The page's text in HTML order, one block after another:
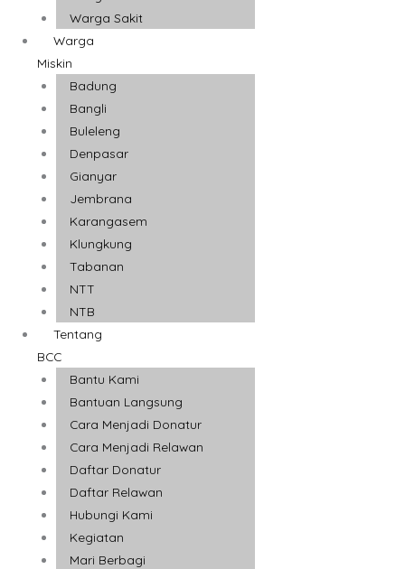
Warga Sakit
Warga
Miskin
Badung
Bangli
Buleleng
Denpasar
Gianyar
Jembrana
Karangasem
Klungkung
Tabanan
NTT
NTB
Tentang
BCC
Bantu Kami
Bantuan Langsung
Cara Menjadi Donatur
Cara Menjadi Relawan
Daftar Donatur
Daftar Relawan
Hubungi Kami
Kegiatan
Mari Berbagi